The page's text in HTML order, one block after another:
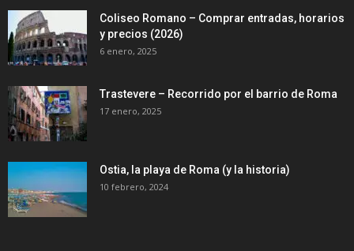
Coliseo Romano – Comprar entradas, horarios
y precios (2026)
6 enero, 2025
Trastevere – Recorrido por el barrio de Roma
17 enero, 2025
Ostia, la playa de Roma (y la historia)
10 febrero, 2024